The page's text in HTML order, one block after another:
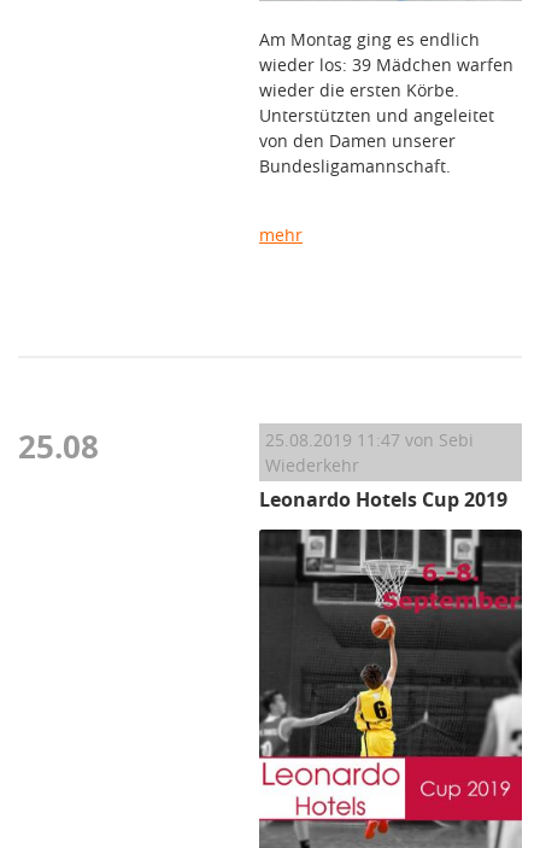
Am Montag ging es endlich
wieder los: 39 Mädchen warfen
wieder die ersten Körbe.
Unterstützten und angeleitet
von den Damen unserer
Bundesligamannschaft.
mehr
25.08 25.08.2019 11:47 von Sebi
Wiederkehr
Leonardo Hotels Cup 2019